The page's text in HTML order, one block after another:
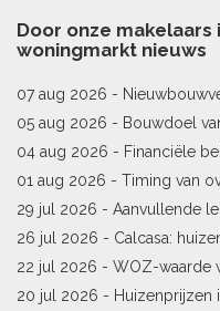
Door onze
woningmarkt nieuws
07 aug 2026 -
bestaande woningen stijgt
05 aug 2026 - Bouwdoel
bereik
04 aug 2026 - Financiële
01 aug 2026 - Timing van
woningprijs
29 jul 2026 - Aanvullende
starters
26 jul 2026 - Calcasa:
sneller meer waard
22 jul 2026 - WOZ-waarde
Limburg en Pekela
20 jul 2026 - Huizenprijzen